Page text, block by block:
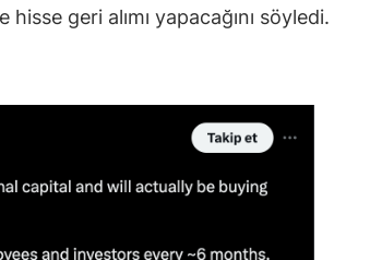
hisse geri alımı yapacağını söyledi.